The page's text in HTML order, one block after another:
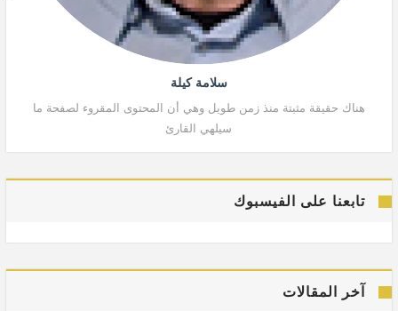
سلامة كيلة
هناك حقيقة مثبتة منذ زمن طويل وهي أن المحتوى المقروء لصفحة ما
سيلهي القارئ
تابعنا على الفيسبوك
آخر المقالات